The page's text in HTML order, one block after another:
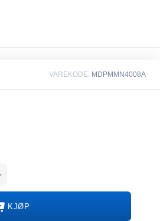
VAREKODE: MDPMMN4008A
KJØP